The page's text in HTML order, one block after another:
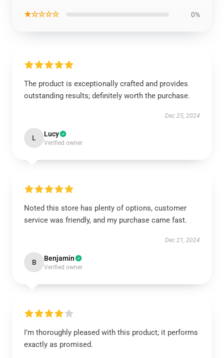
★☆☆☆☆ 0%
The product is exceptionally crafted and provides
outstanding results; definitely worth the purchase.
Dec 25, 2024
L Lucy
Verified owner
Noted this store has plenty of options, customer
service was friendly, and my purchase came fast.
Dec 21, 2024
B Benjamin
Verified owner
I’m thoroughly pleased with this product; it performs
exactly as promised.